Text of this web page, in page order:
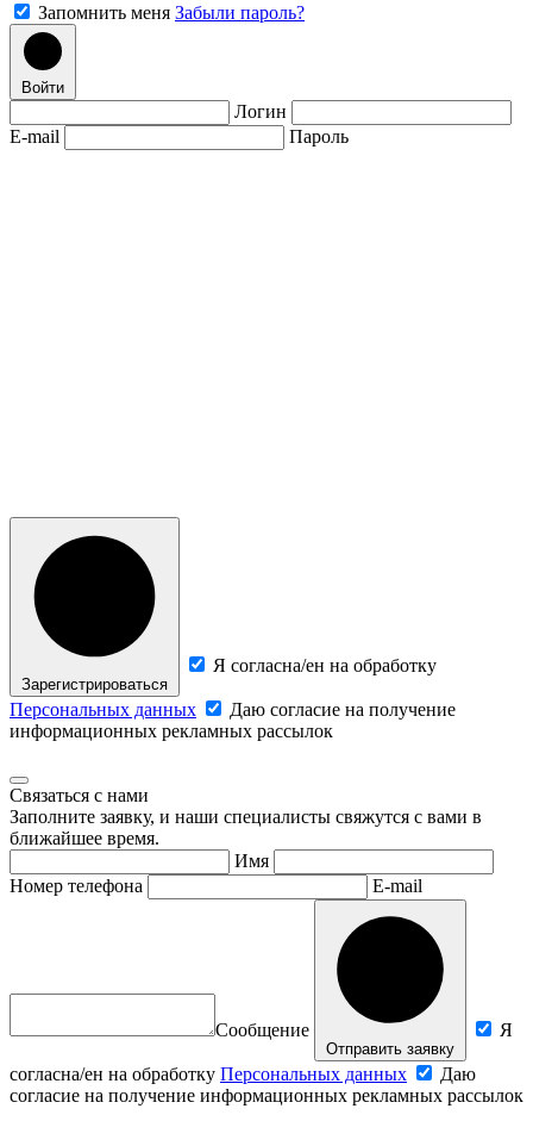
Запомнить меня Забыли пароль?
Войти
Логин
E-mail
Пароль
Зарегистрироваться
Я согласна/ен на обработку
Персональных данных
Даю согласие на получение
информационных рекламных рассылок
Связаться с нами
Заполните заявку, и наши специалисты свяжутся с вами в
ближайшее время.
Имя
Номер телефона
E-mail
Сообщение
Отправить заявку
Я
согласна/ен на обработку Персональных данных
Даю
согласие на получение информационных рекламных рассылок